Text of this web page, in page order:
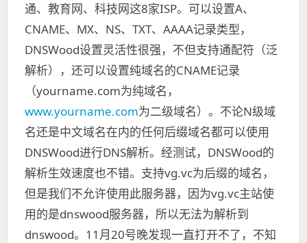
通、教育网、科技网这8家ISP。可以设置A、
CNAME、MX、NS、TXT、AAAA记录类型，
DNSWood设置灵活性很强，不但支持通配符（泛
解析），还可以设置纯域名的CNAME记录
（yourname.com为纯域名，
www.yourname.com为二级域名）。不论N级域
名还是中文域名在内的任何后缀域名都可以使用
DNSWood进行DNS解析。经测试，DNSWood的
解析生效速度也不错。 支持vg.vc为后缀的域名，
但是我们不允许使用此服务器，因为vg.vc主站使
用的是dnswood服务器，所以无法为解析到
dnswood。11月20号晚发现一直打开不了，不知